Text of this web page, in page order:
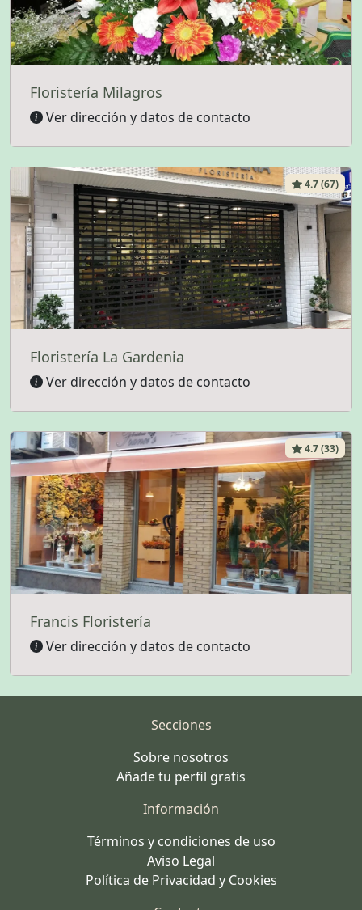
Floristería Milagros
Ver dirección y datos de contacto
4.7 (67)
Floristería La Gardenia
Ver dirección y datos de contacto
4.7 (33)
Francis Floristería
Ver dirección y datos de contacto
Secciones
Sobre nosotros
Añade tu perfil gratis
Información
Términos y condiciones de uso
Aviso Legal
Política de Privacidad y Cookies